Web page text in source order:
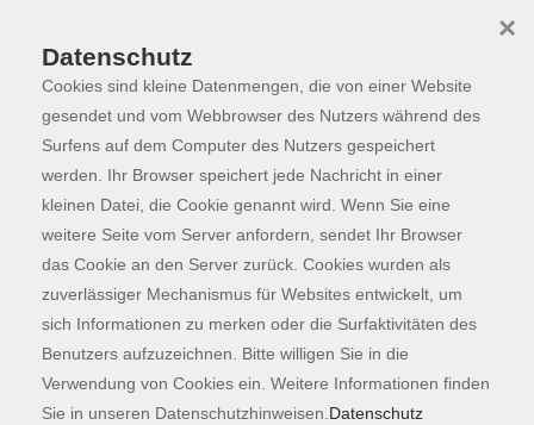
Skip to main content
Programm
Der Kurs konnte nicht gefunden werden.
Kontaktformular
Impressum
AGB
Datenschutzerklärung
Datenschutz
Cookies sind kleine Datenmengen, die von einer Website
gesendet und vom Webbrowser des Nutzers während des
Surfens auf dem Computer des Nutzers gespeichert
werden. Ihr Browser speichert jede Nachricht in einer
kleinen Datei, die Cookie genannt wird. Wenn Sie eine
weitere Seite vom Server anfordern, sendet Ihr Browser
das Cookie an den Server zurück. Cookies wurden als
zuverlässiger Mechanismus für Websites entwickelt, um
sich Informationen zu merken oder die Surfaktivitäten des
Benutzers aufzuzeichnen. Bitte willigen Sie in die
Verwendung von Cookies ein. Weitere Informationen finden
Sie in unseren Datenschutzhinweisen. Datenschutz
×